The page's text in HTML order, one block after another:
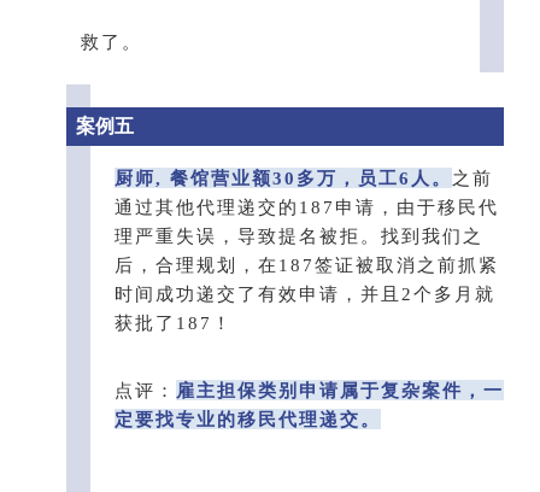
救了。
案例五
厨师, 餐馆营业额30多万，员工6人。 之前
通过其他代理递交的187申请，由于移民代
理严重失误，导致提名被拒。找到我们之
后，合理规划，在187签证被取消之前抓紧
时间成功递交了有效申请，并且2个多月就
获批了187！
点评：
雇主担保类别申请属于复杂案件，一
定要找专业的移民代理递交。